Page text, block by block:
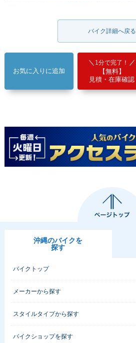
バイク詳細へ戻る
お気に入りに追加
1分で完了！
【無料】
見積・在庫確認
沖縄のバイクを
探す
バイクトップ
メーカーから探す
スタイルタイプから探す
バイクショップを探す